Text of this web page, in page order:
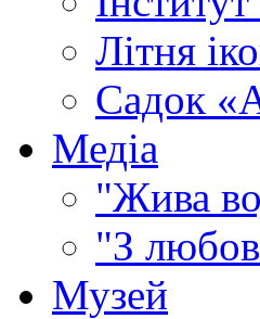
Літня
Садок
Медіа
"Жива
"З
Музей